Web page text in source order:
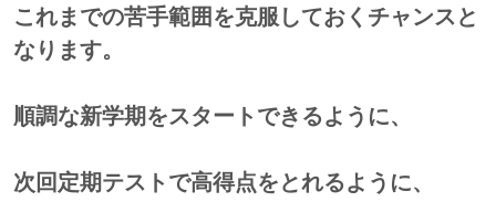
これまでの苦手範囲を克服しておくチャンスと
なります。
順調な新学期をスタートできるように、
次回定期テストで高得点をとれるように、